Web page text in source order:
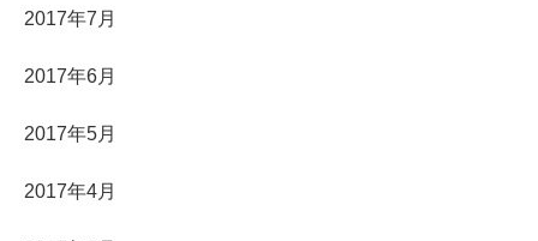
2017年7月
2017年6月
2017年5月
2017年4月